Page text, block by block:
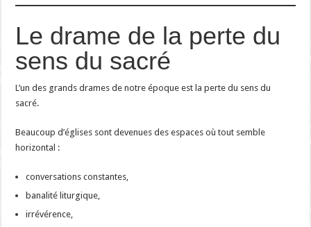
Le drame de la perte du
sens du sacré
L’un des grands drames de notre époque est la perte du sens du
sacré.
Beaucoup d’églises sont devenues des espaces où tout semble
horizontal :
conversations constantes,
banalité liturgique,
irrévérence,